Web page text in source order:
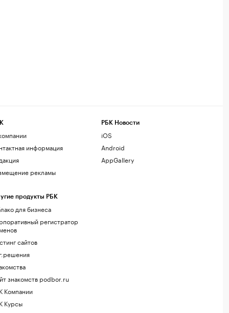
информация
рекламы
продукты РБК
для бизнеса
регистратор
сайтов
знакомств podbor.ru
Компании
Курсы
РБК Новости
iOS
Android
AppGallery